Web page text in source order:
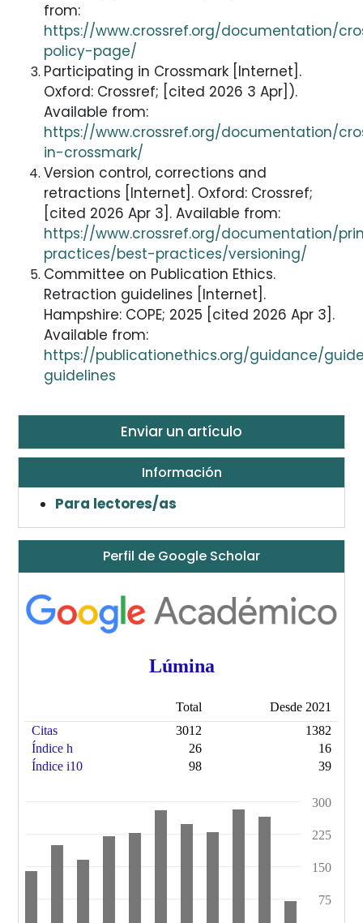
from:
https://www.crossref.org/documentation/
policy-page/
Participating in Crossmark [Internet].
Oxford: Crossref; [cited 2026 3 Apr]).
Available from:
https://www.crossref.org/documentation/
in-crossmark/
Version control, corrections and
retractions [Internet]. Oxford: Crossref;
[cited 2026 Apr 3]. Available from:
https://www.crossref.org/documentation/
practices/best-practices/versioning/
Committee on Publication Ethics.
Retraction guidelines [Internet].
Hampshire: COPE; 2025 [cited 2026 Apr 3].
Available from:
https://publicationethics.org/guidance/
guidelines
Enviar un artículo
Información
Para lectores/as
Perfil de Google Scholar